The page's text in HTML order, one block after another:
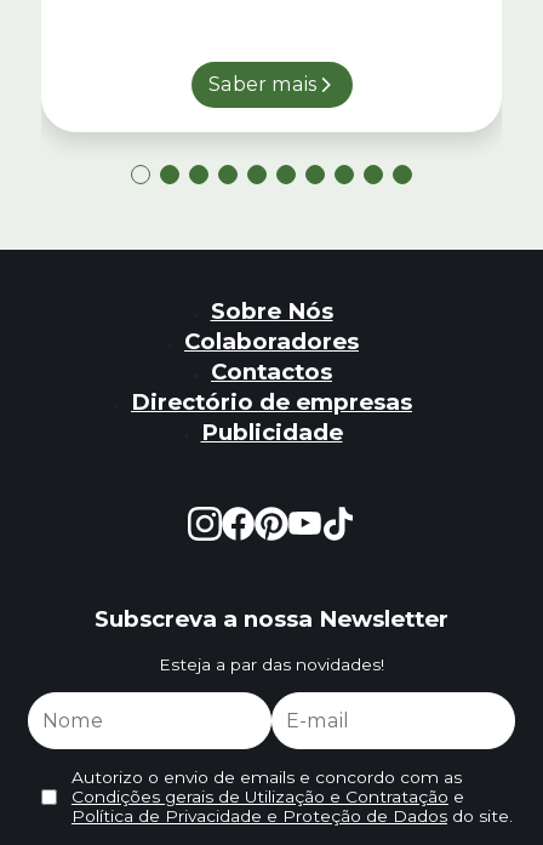
Saber mais
Sobre Nós
Colaboradores
Contactos
Directório de empresas
Publicidade
Subscreva a nossa Newsletter
Esteja a par das novidades!
Autorizo o envio de emails e concordo com as
Condições gerais de Utilização e Contratação e
Política de Privacidade e Proteção de Dadosdo site.